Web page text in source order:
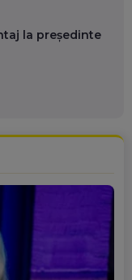
la președinte